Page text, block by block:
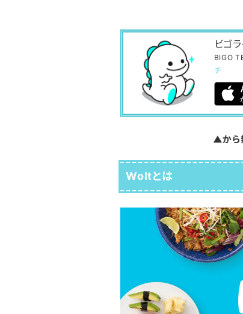
ビゴ
BIGO
チ
▲から
Woltとは